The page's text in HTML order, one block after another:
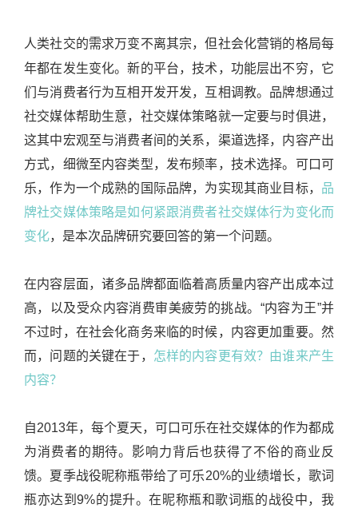
人类社交的需求万变不离其宗，但社会化营销的格局每
年都在发生变化。新的平台，技术，功能层出不穷，它
们与消费者行为互相开发开发，互相调教。品牌想通过
社交媒体帮助生意，社交媒体策略就一定要与时俱进，
这其中宏观至与消费者间的关系，渠道选择，内容产出
方式，细微至内容类型，发布频率，技术选择。可口可
乐，作为一个成熟的国际品牌，为实现其商业目标， 品
牌社交媒体策略是如何紧跟消费者社交媒体行为变化而
变化，是本次品牌研究要回答的第一个问题。
在内容层面，诸多品牌都面临着高质量内容产出成本过
高，以及受众内容消费审美疲劳的挑战。“内容为王”并
不过时，在社会化商务来临的时候，内容更加重要。然
而，问题的关键在于， 怎样的内容更有效？由谁来产生
内容？
自2013年，每个夏天，可口可乐在社交媒体的作为都成
为消费者的期待。影响力背后也获得了不俗的商业反
馈。夏季战役昵称瓶带给了可乐20%的业绩增长，歌词
瓶亦达到9%的提升。在昵称瓶和歌词瓶的战役中，我